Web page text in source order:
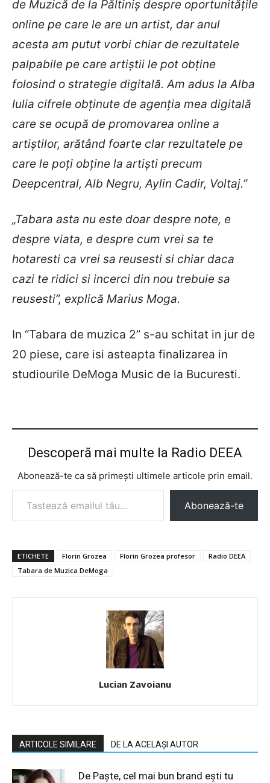
de Muzică de la Păltiniș despre oportunitățile
online pe care le are un artist, dar anul
acesta am putut vorbi chiar de rezultatele
palpabile pe care artiștii le pot obține
folosind o strategie digitală. Am adus la Alba
Iulia cifrele obținute de agenția mea digitală
care se ocupă de promovarea online a
artiștilor, arătând foarte clar rezultatele pe
care le poți obține la artiști precum
Deepcentral, Alb Negru, Aylin Cadir, Voltaj.”
„Tabara asta nu este doar despre note, e
despre viata, e despre cum vrei sa te
hotaresti ca vrei sa reusesti si chiar daca
cazi te ridici si incerci din nou trebuie sa
reusesti”, explică Marius Moga.
In “Tabara de muzica 2” s-au schitat in jur de
20 piese, care isi asteapta finalizarea in
studiourile DeMoga Music de la Bucuresti.
Descoperă mai multe la Radio DEEA
Abonează-te ca să primești ultimele articole prin email.
Tastează emailul tău...
Abonează-te
ETICHETE Florin Grozea Florin Grozea profesor
Radio DEEA
Tabara de Muzica DeMoga
Lucian Zavoianu
ARTICOLE SIMILARE DE LA ACELAȘI AUTOR
De Paște, cel mai bun brand ești tu